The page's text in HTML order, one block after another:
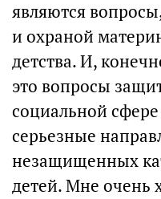
являются
и охраной
детства. И,
это вопросы
социальной
серьезные
незащищенных
детей. Мне очень